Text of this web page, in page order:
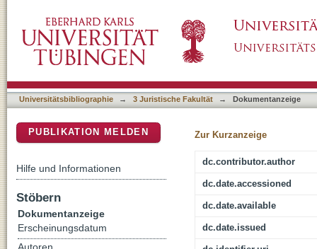
Universitätsbibliographie → 3 Juristische Fakultät → Dokumentanzeige
Zur Kurzanzeige
dc.contributor.author
dc.date.accessioned
dc.date.available
dc.date.issued
PUBLIKATION MELDEN
Hilfe und Informationen
Stöbern
Dokumentanzeige
Erscheinungsdatum